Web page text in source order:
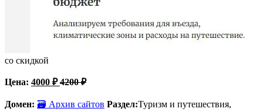
со скидкой
Цена: 4000 ₽ 4200₽
Домен: 🗃 Архив сайтов Раздел:Туризм и путешествия,